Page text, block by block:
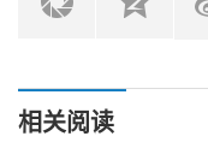
相关阅读